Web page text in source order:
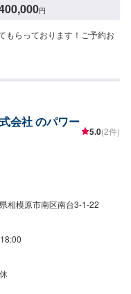
円
もらっております！ご予約お
会社 のパワー
5.0(2件)
相模原市南区南台3-1-22